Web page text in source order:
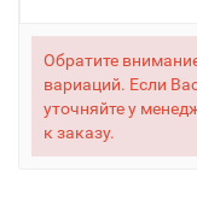
Обратите
вариаций. Если
уточняйте у
к заказу.